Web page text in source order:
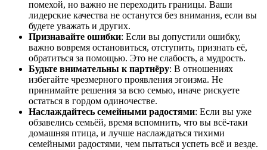
помехой, но важно не переходить границы. Ваши
лидерские качества не останутся без внимания, если вы
будете уважать и других.
Признавайте ошибки: Если вы допустили ошибку,
важно вовремя остановиться, отступить, признать её,
обратиться за помощью. Это не слабость, а мудрость.
Будьте внимательны к партнёру: В отношениях
избегайте чрезмерного проявления эгоизма. Не
принимайте решения за всю семью, иначе рискуете
остаться в гордом одиночестве.
Наслаждайтесь семейными радостями: Если вы уже
обзавелись семьёй, время вспомнить, что вы всё-таки
домашняя птица, и лучше наслаждаться тихими
семейными радостями, чем пытаться успеть всё и везде.